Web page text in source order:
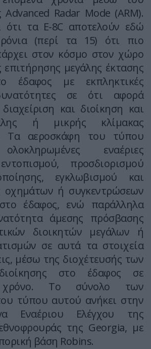
Radar Mode (ARM).
ότι τα Ε-8C αποτελούν εδώ
(περί τα 15) ότι πιο
στον κόσμο στον χώρο
μεγάλης έκτασης
έδαφος με εκπληκτικές
σε ότι αφορά
και διοίκηση και
ή μικρής κλίμακας
Τα αεροσκάφη του τύπου
εναέριες
προσδιορισμού
εγκλωβισμού και
οχημάτων ή συγκεντρώσεων
έδαφος, ενώ παράλληλα
άμεσης πρόσβασης
διοικητών μεγάλων ή
σε αυτά τα στοιχεία
μέσω της διοχέτευσής των
στο έδαφος σε
χρόνο. Το σύνολο των
τύπου αυτού ανήκει στην
Εναέριου Ελέγχου της
της Georgia, με
βάση Robins.